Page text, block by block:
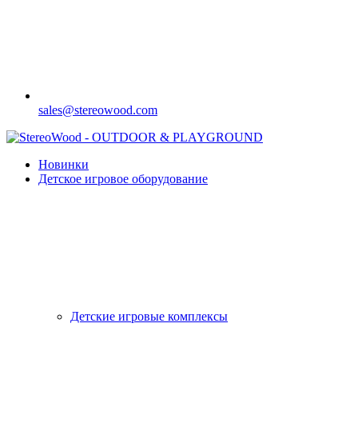
sales@stereowood.com
Новинки
Детское игровое оборудование
Детские игровые комплексы